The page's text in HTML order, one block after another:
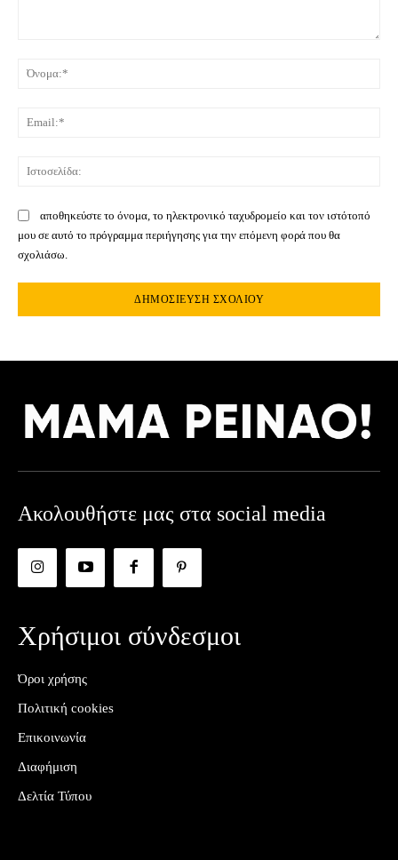
αποθηκεύστε το όνομα, το ηλεκτρονικό ταχυδρομείο και τον ιστότοπό
μου σε αυτό το πρόγραμμα περιήγησης για την επόμενη φορά που θα
σχολιάσω.
Ακολουθήστε μας στα social media
Χρήσιμοι σύνδεσμοι
Όροι χρήσης
Πολιτική cookies
Επικοινωνία
Διαφήμιση
Δελτία Τύπου